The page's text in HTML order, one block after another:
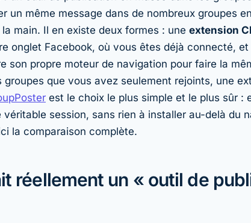
un même message dans de nombreux groupes
main. Il en existe deux formes : une extension
onglet Facebook, où vous êtes déjà connecté, et
son propre moteur de navigation pour faire la
groupes que vous avez seulement rejoints, une
est le choix le plus simple et le plus sûr :
véritable session, sans rien à installer au-delà du
la comparaison complète.
réellement un « outil de